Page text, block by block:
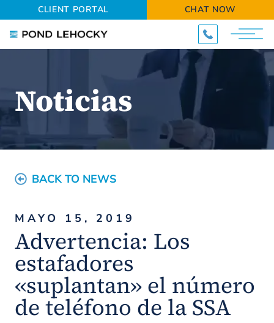
CLIENT PORTAL CHAT NOW
Noticias
BACK TO NEWS
MAYO 15, 2019
Advertencia: Los
estafadores
«suplantan» el número
de teléfono de la SSA